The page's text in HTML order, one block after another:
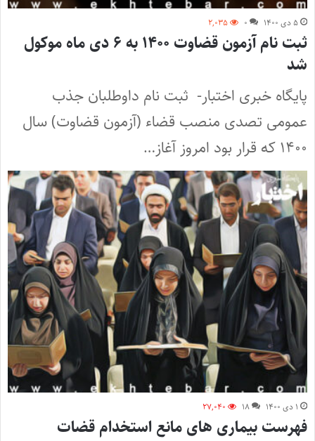
۵ دی ۱۴۰۰ ۰ ۲,۰۳۵
ثبت نام آزمون قضاوت ۱۴۰۰ به ۶ دی‌ ماه موکول
شد
پایگاه خبری اختبار- ثبت نام داوطلبان جذب
عمومی تصدی منصب قضاء (آزمون قضاوت) سال
۱۴۰۰ که قرار بود امروز آغاز…
۱ دی ۱۴۰۰ ۱۸ ۲۷,۰۴۰
فهرست بیماری های مانع استخدام قضات